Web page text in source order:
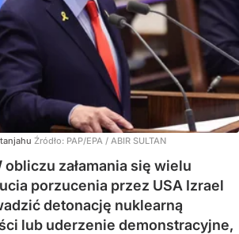
Źródło: PAP/EPA / ABIR SULTAN
obliczu załamania się wielu
porzucenia przez USA Izrael
detonację nuklearną
lub uderzenie demonstracyjne,